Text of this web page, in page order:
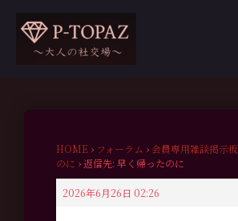
HOME › フォーラム › 会員専用雑談掲示板
のに ›返信先: 早く帰ったのに
2026年6月26日 02:26